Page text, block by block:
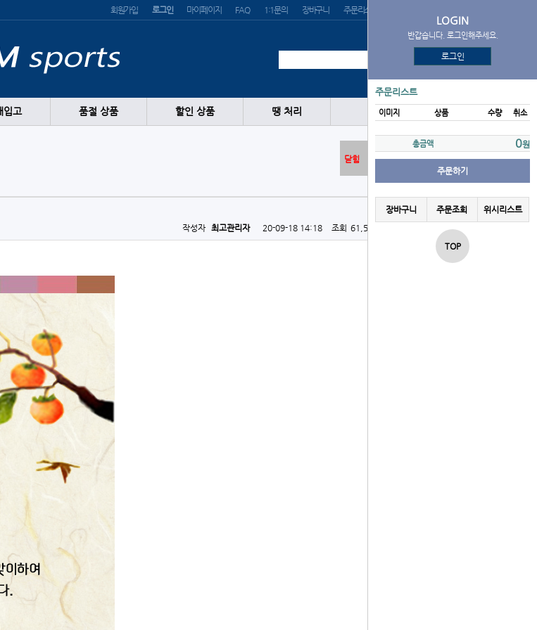
회원가입 로그인 마이페이지 FAQ 1:1문의 장바구니 주문리스트
입고 품절 상품 할인 상품 땡 처리
LOGIN
반갑습니다. 로그인해주세요.
로그인
주문리스트
이미지 상품 수량 취소
총금액 0원
주문하기
장바구니 주문조회 위시리스트
TOP
닫힘
작성자 최고관리자 20-09-18 14:18 조회 61,517회